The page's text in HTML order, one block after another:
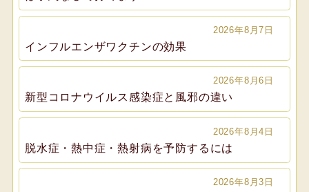
2026年8月7日
インフルエンザワクチンの効果
2026年8月6日
新型コロナウイルス感染症と風邪の違い
2026年8月4日
脱水症・熱中症・熱射病を予防するには
2026年8月3日